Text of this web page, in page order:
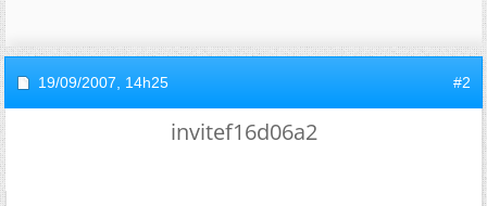
19/09/2007, 14h25 #2
invitef16d06a2